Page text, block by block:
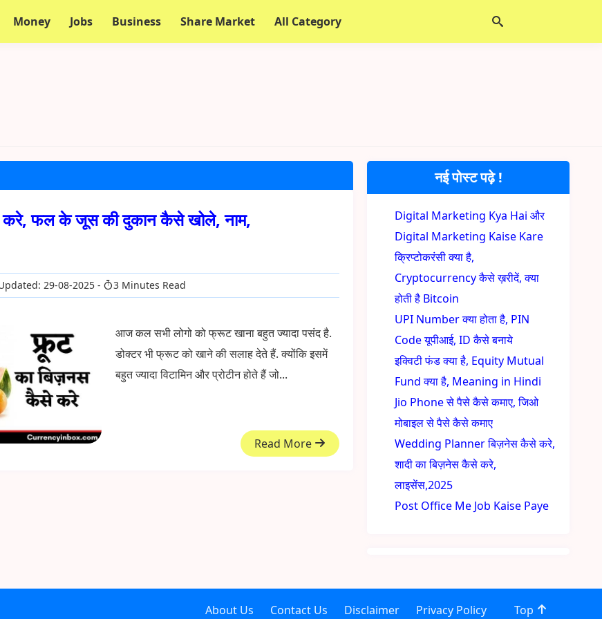
Money Jobs Business Share Market All Category
फल के जूस की दुकान कैसे खोले, नाम,
29-08-2025 3 Minutes Read
आज कल सभी लोगो को फ्रूट खाना बहुत ज्यादा पसंद है.
डोक्टर भी फ्रूट को खाने की सलाह देते हैं. क्योंकि इसमें
बहुत ज्यादा विटामिन और प्रोटीन होते हैं जो...
Read More
नई पोस्ट पढ़े !
Digital Marketing Kya Hai और
Digital Marketing Kaise Kare
क्रिप्टोकरंसी क्या है,
Cryptocurrency कैसे ख़रीदें, क्या
होती है Bitcoin
UPI Number क्या होता है, PIN
Code यूपीआई, ID कैसे बनाये
इक्विटी फंड क्या है, Equity Mutual
Fund क्या है, Meaning in Hindi
Jio Phone से पैसे कैसे कमाए, जिओ
मोबाइल से पैसे कैसे कमाए
Wedding Planner बिज़नेस कैसे करे,
शादी का बिज़नेस कैसे करे,
लाइसेंस,2025
Post Office Me Job Kaise Paye
About Us Contact Us Disclaimer Privacy Policy Top